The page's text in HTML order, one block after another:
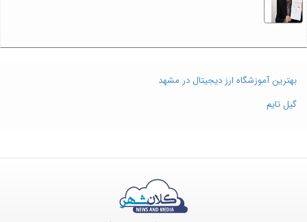
بهترین آموزشگاه ارز دیجیتال در مشهد
گیل تایم